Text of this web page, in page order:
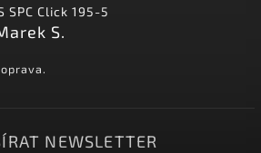
SPC Click 195-5
S.
NEWSLETTER